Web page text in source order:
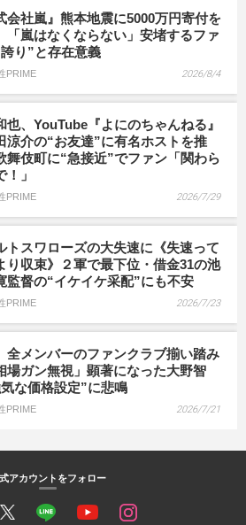
会社嵐』熊本地震に5000万円寄付を
「嵐はなくならない」安堵するファ
り”と存在意義
PRIME 2026/8/4
也、YouTube『よにのちゃんねる』
涼介の“お友達”に有名ホストを推
舞伎町に“急接近”でファン「関わら
！」
PRIME 2026/7/29
トスワローズの大失速に《失速って
り収束》２軍で最下位・借金31の池
監督の“イケイケ采配”にも不安
PRIME 2026/7/23
全メンバーのファンクラブ揃い踏み
場ガン無視」顕著になった大野智
な価格設定”に悲鳴
PRIME 2026/7/21
アカウントをフォロー